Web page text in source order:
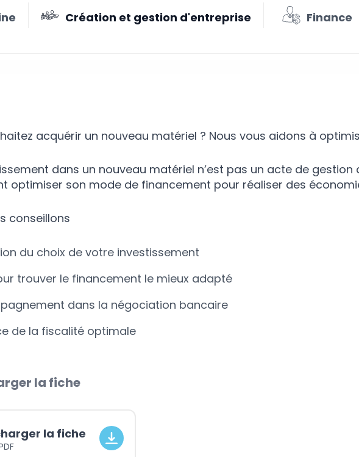
Création et gestion d'entreprise Finance
acquérir un nouveau matériel ? Nous vous aidons à
dans un nouveau matériel n’est pas un acte de gestion
optimiser son mode de financement pour réaliser des
conseillons
du choix de votre investissement
trouver le financement le mieux adapté
dans la négociation bancaire
de la fiscalité optimale
la fiche
la fiche